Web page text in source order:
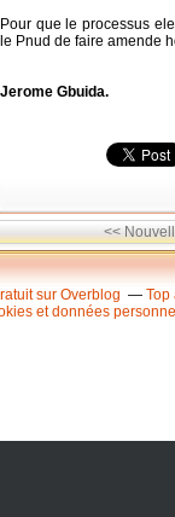
​Pour que le processus
le Pnud de faire amende
Jerome Gbuida.
<<
sur Overblog Top
et données